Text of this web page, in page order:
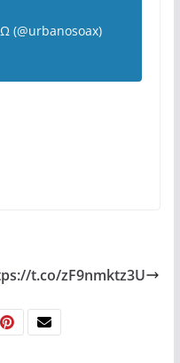
(@urbanosoax)
t.co/zF9nmktz3U